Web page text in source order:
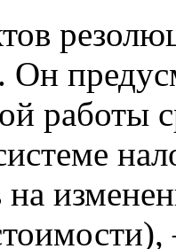
Он
работы
на